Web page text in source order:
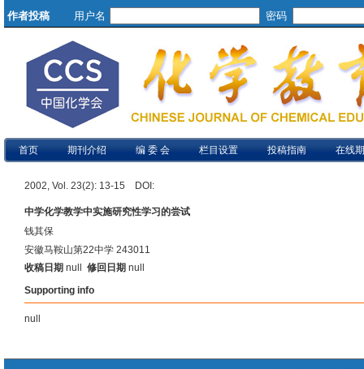
作者投稿 用户名 密码
首页 期刊介绍 编 委 会 栏目设置 投稿指南 在线
2002, Vol. 23(2): 13-15 DOI:
中学化学教学中实施研究性学习的尝试
钱其保
安徽马鞍山第22中学 243011
收稿日期 null 修回日期 null
Supporting info
null